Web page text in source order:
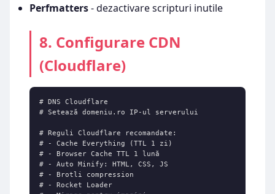
Perfmatters- dezactivare scripturi inutile
8. Configurare CDN
(Cloudflare)
# DNS Cloudflare
# Setează domeniu.ro IP-ul serverului
# Reguli Cloudflare recomandate:
# - Cache Everything (TTL 1 zi)
# - Browser Cache TTL 1 lună
# - Auto Minify: HTML, CSS, JS
# - Brotli compression
# - Rocket Loader